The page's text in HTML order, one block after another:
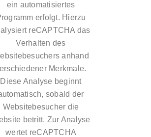
ein automatisiertes
erfolgt. Hierzu
reCAPTCHA das
Verhalten des
anhand
Merkmale.
Diese Analyse beginnt
sobald der
Websitebesucher die
betritt. Zur Analyse
wertet reCAPTCHA